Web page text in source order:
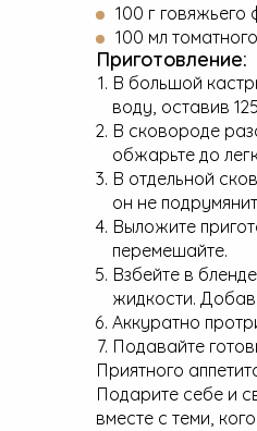
100 г
100 мл
Приготовление:
В большой
воду, оставив
В сковороде
обжарьте до
В отдельной
он не
Выложите
перемешайте.
Взбейте в
жидкости.
Аккуратно
Подавайте
Приятного
Подарите себе и
вместе с теми,